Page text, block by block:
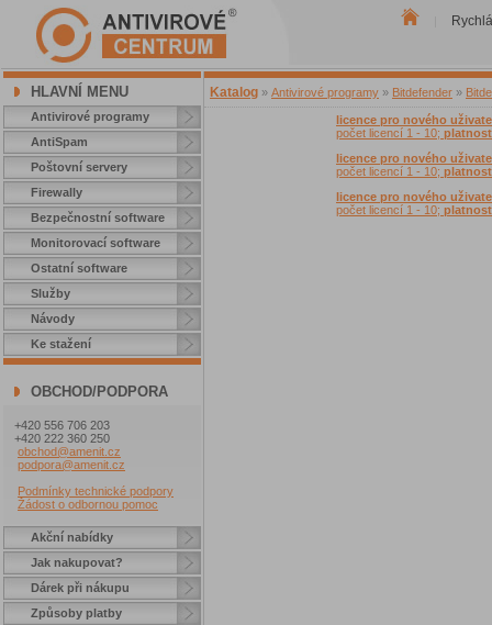
HLAVNÍ MENU
Antivirové programy
AntiSpam
Poštovní servery
Firewally
Bezpečnostní software
Monitorovací software
Ostatní software
Služby
Návody
Ke stažení
OBCHOD/PODPORA
+420 556 706 203
+420 222 360 250
obchod@amenit.cz
podpora@amenit.cz
Podmínky technické podpory
Žádost o odbornou pomoc
Akční nabídky
Jak nakupovat?
Dárek při nákupu
Způsoby platby
Katalog » Antivirové programy » Bitdefender »
licence pro nového
počet licencí 1 - 10;
licence pro nového
počet licencí 1 - 10;
licence pro nového
počet licencí 1 - 10;